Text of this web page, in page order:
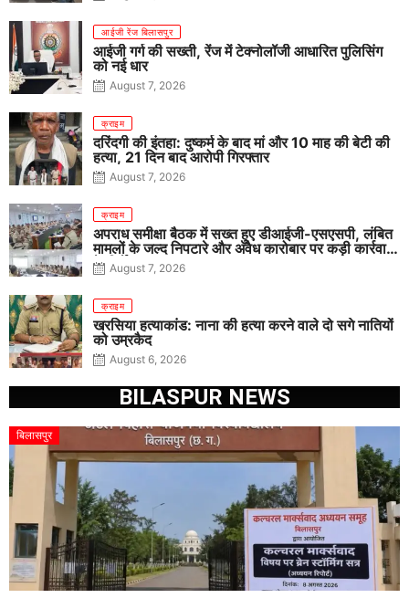
आईजी रेंज बिलासपुर
आईजी गर्ग की सख्ती, रेंज में टेक्नोलॉजी आधारित पुलिसिंग
को नई धार
August 7, 2026
क्राइम
दरिंदगी की इंतहा: दुष्कर्म के बाद मां और 10 माह की बेटी की
हत्या, 21 दिन बाद आरोपी गिरफ्तार
August 7, 2026
क्राइम
अपराध समीक्षा बैठक में सख्त हुए डीआईजी-एसएसपी, लंबित
मामलों के जल्द निपटारे और अवैध कारोबार पर कड़ी कार्रवाई
के निर्देश
August 7, 2026
क्राइम
खरसिया हत्याकांड: नाना की हत्या करने वाले दो सगे नातियों
को उम्रकैद
August 6, 2026
BILASPUR NEWS
बिलासपुर